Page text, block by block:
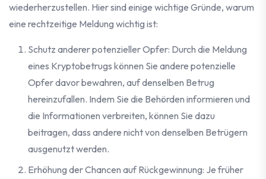
wiederherzustellen. Hier sind einige wichtige Gründe, warum
eine rechtzeitige Meldung wichtig ist:
Schutz anderer potenzieller Opfer: Durch die Meldung
eines Kryptobetrugs können Sie andere potenzielle
Opfer davor bewahren, auf denselben Betrug
hereinzufallen. Indem Sie die Behörden informieren und
die Informationen verbreiten, können Sie dazu
beitragen, dass andere nicht von denselben Betrügern
ausgenutzt werden.
Erhöhung der Chancen auf Rückgewinnung: Je früher